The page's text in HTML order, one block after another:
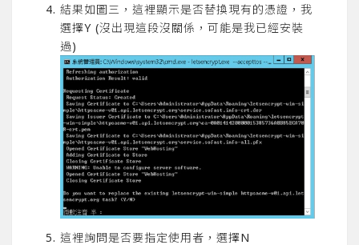
結果如圖三，這裡顯示是否替換現有的憑證，我
選擇Y (沒出現這段沒關係，可能是我已經安裝
過)
這裡詢問是否要指定使用者，選擇N